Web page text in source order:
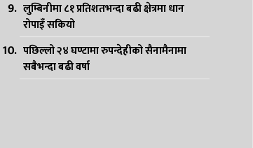
लुम्बिनीमा ८१ प्रतिशतभन्दा बढी क्षेत्रमा धान
रोपाइँ सकियो
पछिल्लो २४ घण्टामा रुपन्देहीको सैनामैनामा
सबैभन्दा बढी वर्षा